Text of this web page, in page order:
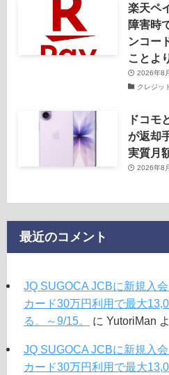
楽天ペ
障害時
ンコー
ことよ
2026年8
クレジッ
ドコモ
が返却
実質月
2026年8
最近のコメント
JQ SUGOCA JCBに新規入
カード30万円利用で最大
る。～9/15。
に YutoriMan
JQ SUGOCA JCBに新規入
カード30万円利用で最大